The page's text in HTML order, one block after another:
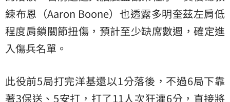
練布恩（Aaron Boone）也透露多明奎茲左肩低
程度肩鎖關節扭傷，預計至少缺席數週，確定進
入傷兵名單。
此役前5局打完洋基還以1分落後，不過6局下靠
著3保送、5安打，打了11人次狂灌6分，直接將